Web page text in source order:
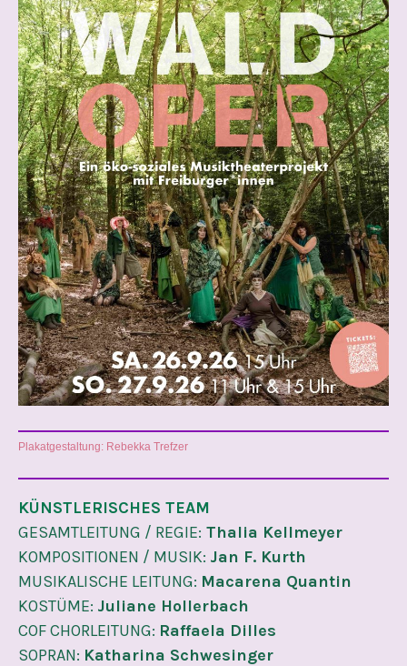
Plakatgestaltung: Rebekka Trefzer
KÜNSTLERISCHES TEAM
GESAMTLEITUNG / REGIE: Thalia Kellmeyer
KOMPOSITIONEN / MUSIK: Jan F. Kurth
MUSIKALISCHE LEITUNG: Macarena Quantin
KOSTÜME: Juliane Hollerbach
COF CHORLEITUNG: Raffaela Dilles
SOPRAN: Katharina Schwesinger